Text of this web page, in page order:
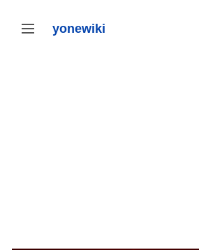
テ
サイドバーの切り替え yonewiki